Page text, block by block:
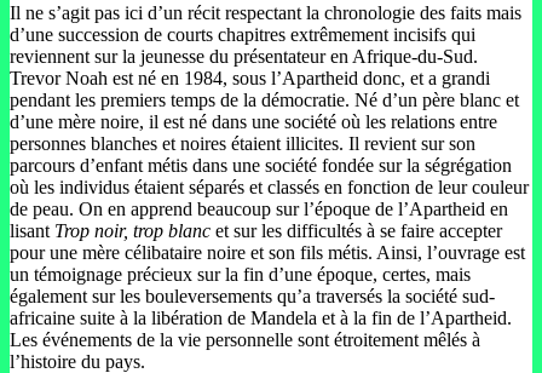
Il ne s’agit pas ici d’un récit respectant la chronologie des faits mais
d’une succession de courts chapitres extrêmement incisifs qui
reviennent sur la jeunesse du présentateur en Afrique-du-Sud.
Trevor Noah est né en 1984, sous l’Apartheid donc, et a grandi
pendant les premiers temps de la démocratie. Né d’un père blanc et
d’une mère noire, il est né dans une société où les relations entre
personnes blanches et noires étaient illicites. Il revient sur son
parcours d’enfant métis dans une société fondée sur la ségrégation
où les individus étaient séparés et classés en fonction de leur couleur
de peau. On en apprend beaucoup sur l’époque de l’Apartheid en
lisant Trop noir, trop blanc et sur les difficultés à se faire accepter
pour une mère célibataire noire et son fils métis. Ainsi, l’ouvrage est
un témoignage précieux sur la fin d’une époque, certes, mais
également sur les bouleversements qu’a traversés la société sud-
africaine suite à la libération de Mandela et à la fin de l’Apartheid.
Les événements de la vie personnelle sont étroitement mêlés à
l’histoire du pays.